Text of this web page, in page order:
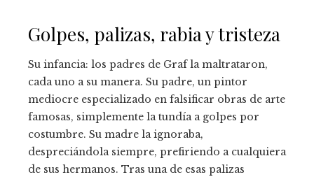
Golpes, palizas, rabia y tristeza
Su infancia: los padres de Graf la maltrataron,
cada uno a su manera. Su padre, un pintor
mediocre especializado en falsificar obras de arte
famosas, simplemente la tundía a golpes por
costumbre. Su madre la ignoraba,
despreciándola siempre, prefiriendo a cualquiera
de sus hermanos. Tras una de esas palizas